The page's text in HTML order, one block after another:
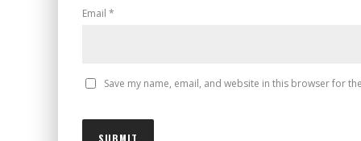
Email *
Save my name, email, and website in this browser for